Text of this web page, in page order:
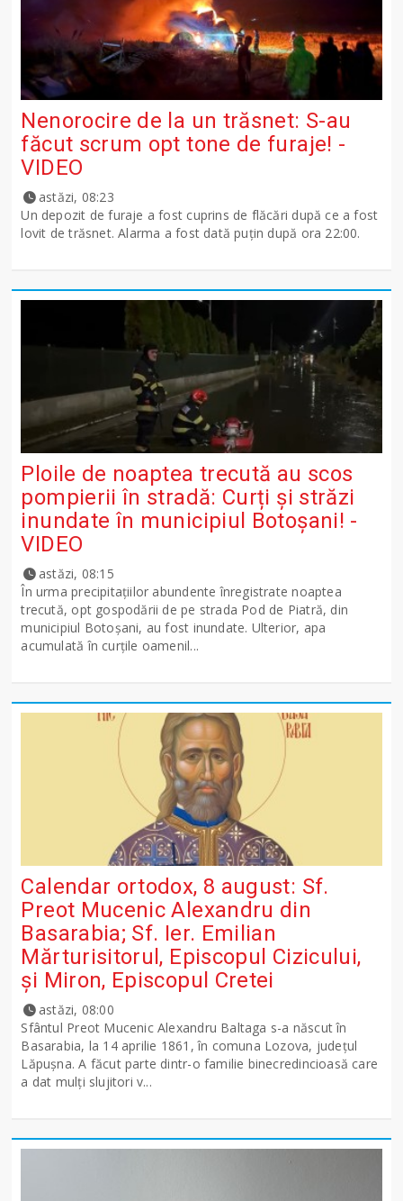
Nenorocire de la un trăsnet: S-au
făcut scrum opt tone de furaje! -
VIDEO
astăzi, 08:23
Un depozit de furaje a fost cuprins de flăcări după ce a fost
lovit de trăsnet. Alarma a fost dată puțin după ora 22:00.
Ploile de noaptea trecută au scos
pompierii în stradă: Curți și străzi
inundate în municipiul Botoșani! -
VIDEO
astăzi, 08:15
În urma precipitațiilor abundente înregistrate noaptea
trecută, opt gospodării de pe strada Pod de Piatră, din
municipiul Botoșani, au fost inundate. Ulterior, apa
acumulată în curțile oamenil...
Calendar ortodox, 8 august: Sf.
Preot Mucenic Alexandru din
Basarabia; Sf. Ier. Emilian
Mărturisitorul, Episcopul Cizicului,
şi Miron, Episcopul Cretei
astăzi, 08:00
Sfântul Preot Mucenic Alexandru Baltaga s-a născut în
Basarabia, la 14 aprilie 1861, în comuna Lozova, județul
Lăpușna. A făcut parte dintr-o familie binecredincioasă care
a dat mulți slujitori v...